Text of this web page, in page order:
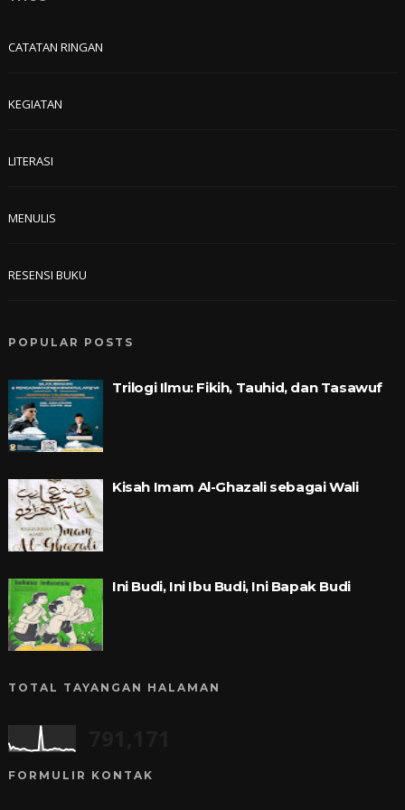
CATATAN RINGAN
KEGIATAN
LITERASI
MENULIS
RESENSI BUKU
POPULAR POSTS
Trilogi Ilmu: Fikih, Tauhid, dan Tasawuf
Kisah Imam Al-Ghazali sebagai Wali
Ini Budi, Ini Ibu Budi, Ini Bapak Budi
TOTAL TAYANGAN HALAMAN
FORMULIR KONTAK